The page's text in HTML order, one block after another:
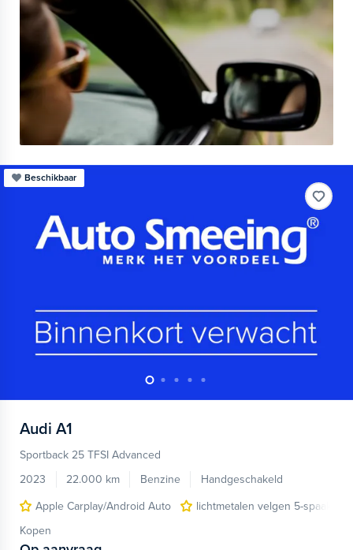
Beschikbaar
Audi A1
Sportback 25 TFSI Advanced
2023
22.000 km Benzine
Handgeschakeld
Apple Carplay/Android Auto
lichtmetalen velgen 5-spaaks
Kopen